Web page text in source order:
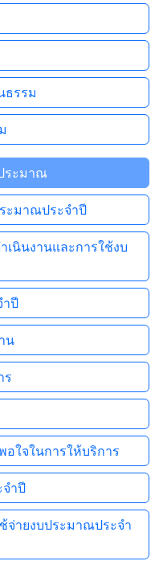
ธรรม
ระมาณ
ะมาณประจำปี
เนินงานและการใช้งบ
ำปี
น
ร
อใจในการให้บริการ
ำปี
จ่ายงบประมาณประจำ